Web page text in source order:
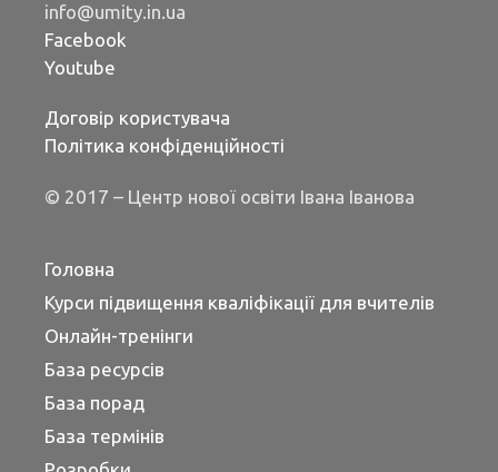
info@umity.in.ua
Facebook
Youtube
Договір користувача
Політика конфіденційності
© 2017 – Центр нової освіти Івана Іванова
Головна
Курси підвищення кваліфікації для вчителів
Онлайн-тренінги
База ресурсів
База порад
База термінів